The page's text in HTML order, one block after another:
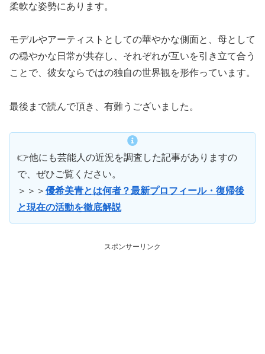
柔軟な姿勢にあります。
モデルやアーティストとしての華やかな側面と、母として
の穏やかな日常が共存し、それぞれが互いを引き立て合う
ことで、彼女ならではの独自の世界観を形作っています。
最後まで読んで頂き、有難うございました。
👉他にも芸能人の近況を調査した記事がありますの
で、ぜひご覧ください。
＞＞＞ 優希美青とは何者？最新プロフィール・復帰後
と現在の活動を徹底解説
スポンサーリンク